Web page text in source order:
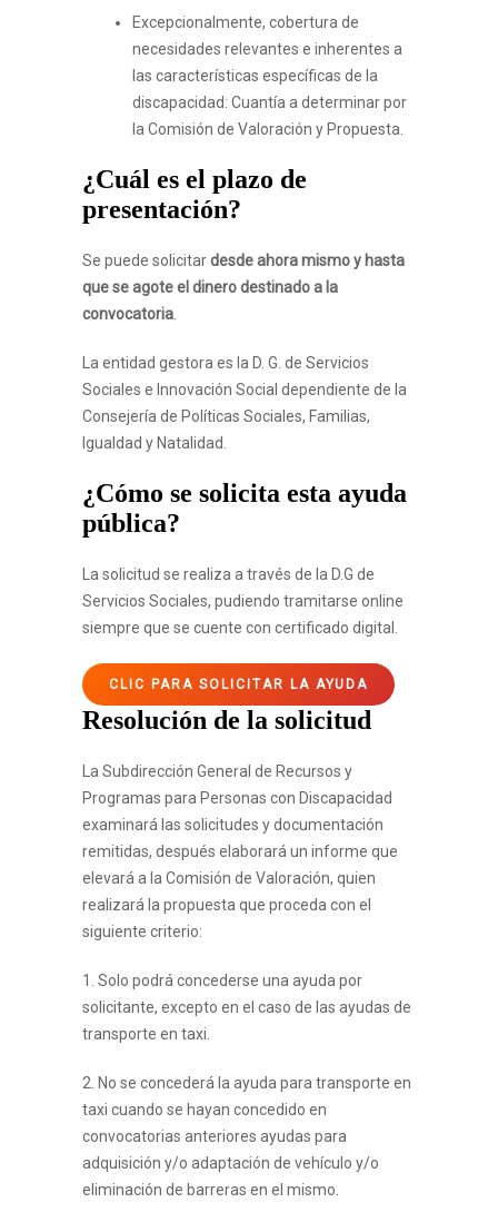
Excepcionalmente, cobertura de
necesidades relevantes e inherentes a
las características específicas de la
discapacidad: Cuantía a determinar por
la Comisión de Valoración y Propuesta.
¿Cuál es el plazo de
presentación?
Se puede solicitardesde ahora mismo y hasta
que se agote el dinero destinado a la
convocatoria
La entidad gestora es la D. G. de Servicios
Sociales e Innovación Social dependiente de la
Consejería de Políticas Sociales, Familias,
Igualdad y Natalidad.
¿Cómo se solicita esta ayuda
pública?
La solicitud se realiza a través de la D.G de
Servicios Sociales, pudiendo tramitarse online
siempre que se cuente con certificado digital.
CLIC PARA SOLICITAR LA AYUDA
Resolución de la solicitud
La Subdirección General de Recursos y
Programas para Personas con Discapacidad
examinará las solicitudes y documentación
remitidas, después elaborará un informe que
elevará a la Comisión de Valoración, quien
realizará la propuesta que proceda con el
siguiente criterio:
1. Solo podrá concederse una ayuda por
solicitante, excepto en el caso de las ayudas de
transporte en taxi.
2. No se concederá la ayuda para transporte en
taxi cuando se hayan concedido en
convocatorias anteriores ayudas para
adquisición y/o adaptación de vehículo y/o
eliminación de barreras en el mismo.